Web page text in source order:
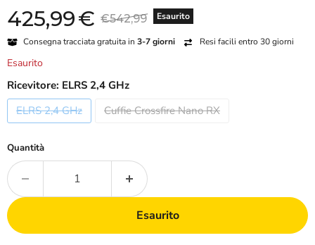
Esaurito
Prezzo attuale
425,99€ Prezzo originale
€542,99
Consegna tracciata gratuita in 3-7 giorni Resi facili entro 30 giorni
Esaurito
Ricevitore: ELRS 2,4 GHz
ELRS 2,4 GHz
Cuffie Crossfire Nano RX
Quantità
Esaurito